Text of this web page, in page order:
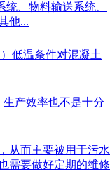
、物料输送系统、
他...
低温条件对混凝土
产效率也不是十分
从而主要被用于污水
需要做好定期的维修